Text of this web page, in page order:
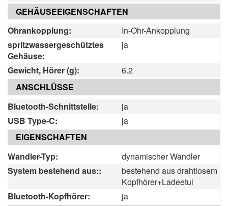
GEHÄUSEEIGENSCHAFTEN
Ohrankopplung:
In-Ohr-Ankopplung
spritzwassergeschütztes
Gehäuse:
ja
Gewicht, Hörer (g):
6.2
ANSCHLÜSSE
Bluetooth-Schnittstelle:
ja
USB Type-C:
ja
EIGENSCHAFTEN
Wandler-Typ:
dynamischer Wandler
System bestehend aus::
bestehend aus drahtlosem
Kopfhörer+Ladeetui
Bluetooth-Kopfhörer:
ja